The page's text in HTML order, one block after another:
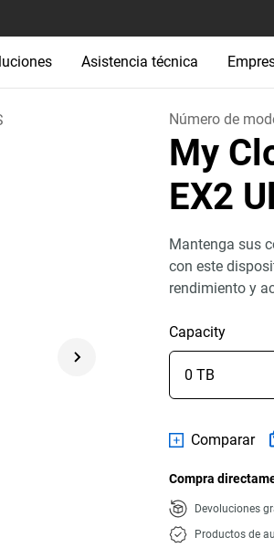
Asistencia técnica
Número de
My
EX2
Mantenga sus
con este
rendimiento y
Capacity
Comparar
Compra
Devoluciones
Productos de